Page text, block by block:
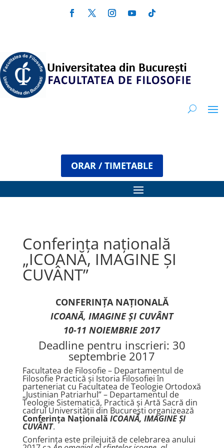
ORAR / TIMETABLE
Conferința națională
„ICOANĂ, IMAGINE ȘI
CUVÂNT”
CONFERINȚA NAȚIONALĂ
ICOANĂ, IMAGINE ȘI CUVÂNT
10-11 NOIEMBRIE 2017
Deadline pentru inscrieri: 30
septembrie 2017
Facultatea de Filosofie – Departamentul de
Filosofie Practică și Istoria Filosofiei în
parteneriat cu Facultatea de Teologie Ortodoxă
„Justinian Patriarhul” – Departamentul de
Teologie Sistematică, Practică și Artă Sacră din
cadrul Universității din București organizează
Conferința Națională ICOANĂ, IMAGINE ȘI
CUVÂNT.
Conferința este prilejuită de celebrarea anului